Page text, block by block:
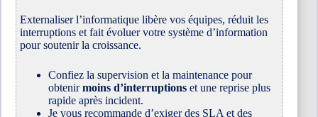
Externaliser l’informatique libère vos équipes, réduit les
interruptions et fait évoluer votre système d’information
pour soutenir la croissance.
Confiez la supervision et la maintenance pour
obtenirmoins d’interruptions et une reprise plus
rapide après incident.
Je vous recommande d’exiger des SLA et des